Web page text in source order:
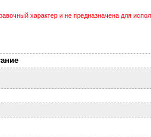
характер и не предназначена для